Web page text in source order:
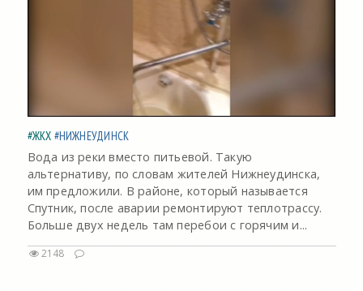
#ЖКХ #НИЖНЕУДИНСК
Вода из реки вместо питьевой. Такую
альтернативу, по словам жителей Нижнеудинска,
им предложили. В районе, который называется
Спутник, после аварии ремонтируют теплотрассу.
Больше двух недель там перебои с горячим и...
2148